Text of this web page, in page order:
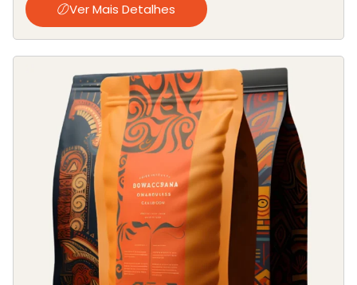
Ver Mais Detalhes